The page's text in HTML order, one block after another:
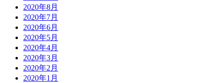
2020年8月
2020年7月
2020年6月
2020年5月
2020年4月
2020年3月
2020年2月
2020年1月